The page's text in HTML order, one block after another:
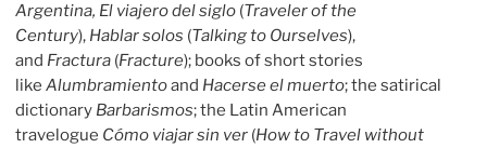
Argentina, El viajero del siglo (Traveler of the
Century), Hablar solos (Talking to Ourselves),
and Fractura (Fracture); books of short stories
likeAlumbramientoand Hacerse el muerto; the satirical
dictionary Barbarismos; the Latin American
travelogue Cómo viajar sin ver (How to Travel without